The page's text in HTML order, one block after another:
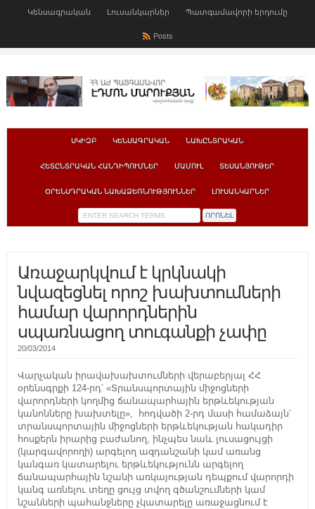
Կենսագրական Լուսանկարներ Պատգամավորի երդումը
Posts
ՍԿԻԶԲ ԿԵՆՍԱԳՐԱԿԱՆ ՆԱԽԸՆՏՐԱԿԱՆ
ՀԵՏԸՆՏՐԱԿԱՆ ՀԱՆԴԻՊՈՒՄՆԵՐ ՄԱՄՈՒԼ ՏԵՍԱՆՅՈՒԹԵՐ
ՕՐԵՆՍԴՐԱԿԱՆ ՆԱԽԱՁԵՌՆՈՒԹՅՈՒՆՆԵՐ ԼՈՒՍԱՆԿԱՐՆԵՐ
Առաջարկվում է կրկնակի
նվազեցնել որոշ խախտումների
համար վարորդներին
սպառնացող տուգանքի չափը
20/03/2014
Վարչական իրավախախտումների վերաբերյալ ՀՀ
օրենսգրքի 124-րդ՝ «Տրանսպորտային միջոցների
վարորդների կողմից ճանապարհային երթևեկության
կանոնները խախտելը», հոդվածի 2-րդ մասի համաձայն՝
տրանսպորտային միջոցների երթևեկության հակադիր
հոսքերն իրարից բաժանող, ինչպես նաև լուսացույցի
(կարգավորողի) արգելող ազդանշանի կամ առանց
կանգառ կատարելու երթևեկությունն արգելող
ճանապարհային նշանի առկայության դեպքում վարորդի
կանգ առնելու տեղը ցույց տվող գծանշումների կամ
նշանների պահանջները չկատարելը առաջացնում է